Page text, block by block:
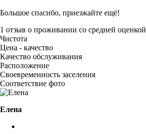
Большое спасибо, приезжайте ещё!
1 отзыв о проживании со средней оценкой
Чистота
Цена - качество
Качество обслуживания
Расположение
Своевременность заселения
Соответствие фото
Елена